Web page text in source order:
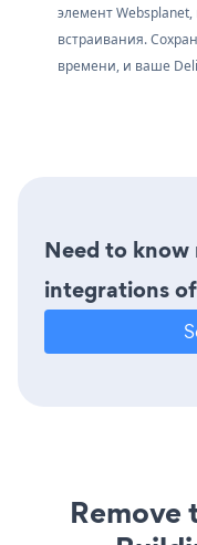
элемент
встраивания.
времени, и ваше
Need to know
integrations
Remove